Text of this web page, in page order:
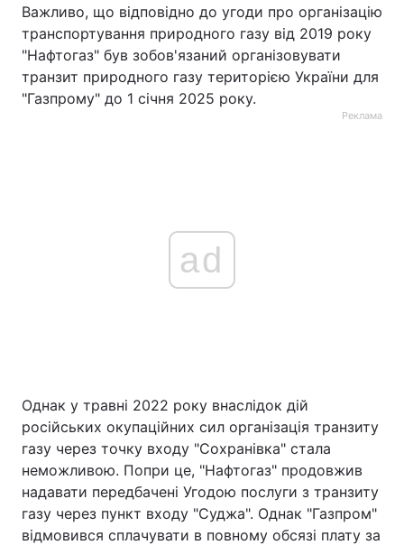
Важливо, що відповідно до угоди про організацію
транспортування природного газу від 2019 року
"Нафтогаз" був зобов'язаний організовувати
транзит природного газу територією України для
"Газпрому" до 1 січня 2025 року.
Реклама
ad
Однак у травні 2022 року внаслідок дій
російських окупаційних сил організація транзиту
газу через точку входу "Сохранівка" стала
неможливою. Попри це, "Нафтогаз" продовжив
надавати передбачені Угодою послуги з транзиту
газу через пункт входу "Суджа". Однак "Газпром"
відмовився сплачувати в повному обсязі плату за